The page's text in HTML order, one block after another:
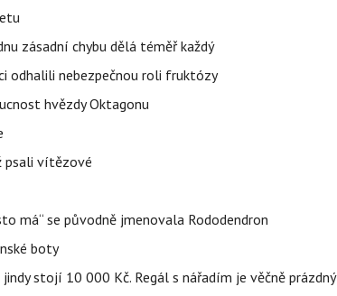
zásadní chybu dělá téměř každý
odhalili nebezpečnou roli fruktózy
hvězdy Oktagonu
psali vítězové
má“ se původně jmenovala Rododendron
boty
stojí 10 000 Kč. Regál s nářadím je věčně prázdný